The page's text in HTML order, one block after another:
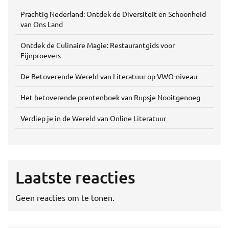
Prachtig Nederland: Ontdek de Diversiteit en Schoonheid
van Ons Land
Ontdek de Culinaire Magie: Restaurantgids voor
Fijnproevers
De Betoverende Wereld van Literatuur op VWO-niveau
Het betoverende prentenboek van Rupsje Nooitgenoeg
Verdiep je in de Wereld van Online Literatuur
Laatste reacties
Geen reacties om te tonen.